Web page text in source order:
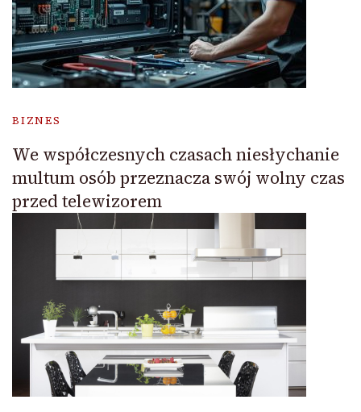
BIZNES
We współczesnych czasach niesłychanie
multum osób przeznacza swój wolny czas
przed telewizorem